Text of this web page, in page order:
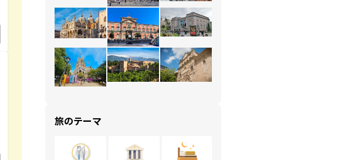
旅のテーマ